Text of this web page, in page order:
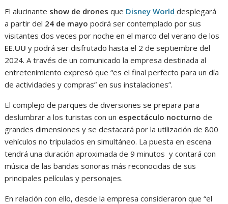
El alucinante show de dronesque Disney World desplegará
a partir del 24 de mayo podrá ser contemplado por sus
visitantes dos veces por noche en el marco del verano de los
EE.UUy podrá ser disfrutado hasta el 2 de septiembre del
2024. A través de un comunicado la empresa destinada al
entretenimiento expresó que “es el final perfecto para un día
de actividades y compras” en sus instalaciones”.
El complejo de parques de diversiones se prepara para
deslumbrar a los turistas con un espectáculo nocturnode
grandes dimensiones y se destacará por la utilización de 800
vehículos no tripulados en simultáneo. La puesta en escena
tendrá una duración aproximada de 9 minutos y contará con
música de las bandas sonoras más reconocidas de sus
principales películas y personajes.
En relación con ello, desde la empresa consideraron que “el